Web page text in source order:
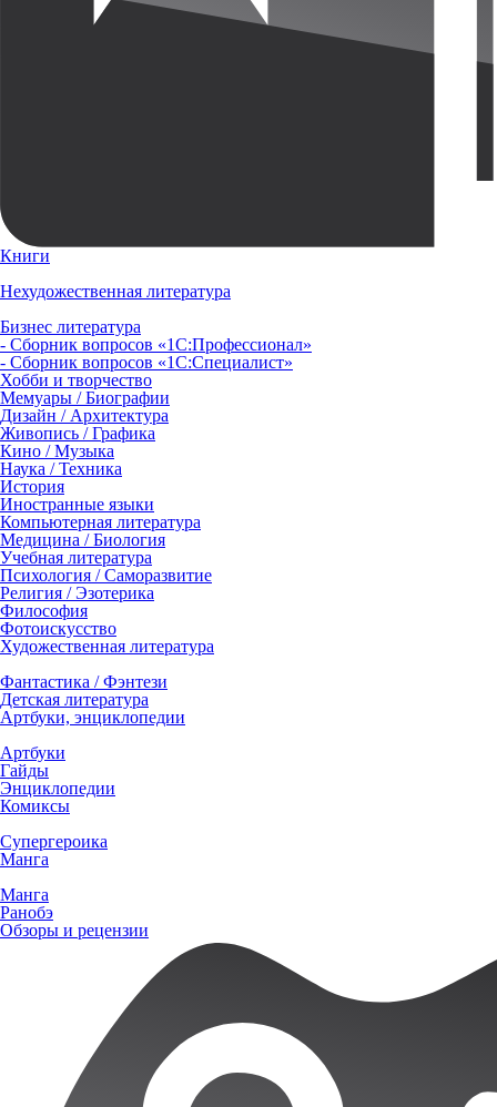
Книги
Нехудожественная литература
Бизнес литература
- Сборник вопросов «1С:Профессионал»
- Сборник вопросов «1С:Специалист»
Хобби и творчество
Мемуары / Биографии
Дизайн / Архитектура
Живопись / Графика
Кино / Музыка
Наука / Техника
История
Иностранные языки
Компьютерная литература
Медицина / Биология
Учебная литература
Психология / Саморазвитие
Религия / Эзотерика
Философия
Фотоискусство
Художественная литература
Фантастика / Фэнтези
Детская литература
Артбуки, энциклопедии
Артбуки
Гайды
Энциклопедии
Комиксы
Супергероика
Манга
Манга
Ранобэ
Обзоры и рецензии